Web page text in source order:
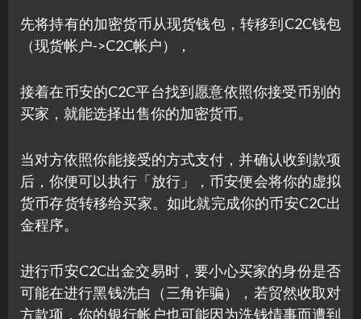
先将持有的加密货币从现货钱包，转移到C2C钱包
（现货帐户->C2C帐户），
接着在币安的C2C平台找到愿意依照你接受币别的
买家，就能选择出售你的加密货币。
当对方依照你能接受的方式支付，并确认收到款项
后，你便可以执行「放行」，币安便会将你的虚拟
货币存货转移给买家。如此就完成你的币安C2C出
金程序。
进行币安C2C出金交易时，要小心买家的身份是否
可能在进行黑钱洗白（三角诈骗），若贸然收取对
方款项，你的银行帐户也可能因为洗钱情事而遭到